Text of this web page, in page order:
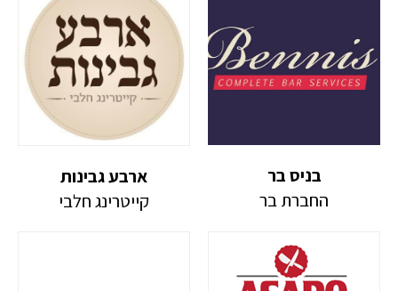
בניס בר
החברת בר
ארבע גבינות
קייטרינג חלבי